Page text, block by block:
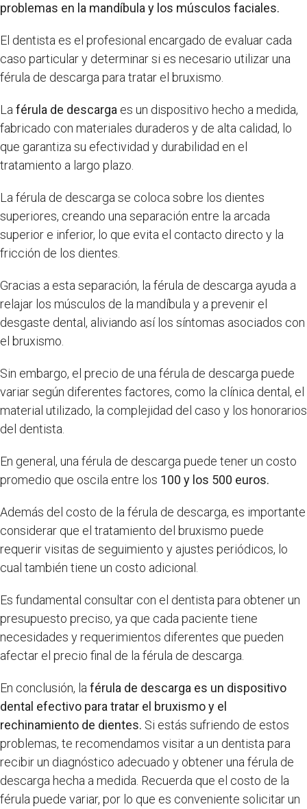
problemas en la mandíbula y los músculos faciales.
El dentista es el profesional encargado de evaluar cada
caso particular y determinar si es necesario utilizar una
férula de descarga para tratar el bruxismo.
La férula de descarga es un dispositivo hecho a medida,
fabricado con materiales duraderos y de alta calidad, lo
que garantiza su efectividad y durabilidad en el
tratamiento a largo plazo.
La férula de descarga se coloca sobre los dientes
superiores, creando una separación entre la arcada
superior e inferior, lo que evita el contacto directo y la
fricción de los dientes.
Gracias a esta separación, la férula de descarga ayuda a
relajar los músculos de la mandíbula y a prevenir el
desgaste dental, aliviando así los síntomas asociados con
el bruxismo.
Sin embargo, el precio de una férula de descarga puede
variar según diferentes factores, como la clínica dental, el
material utilizado, la complejidad del caso y los honorarios
del dentista.
En general, una férula de descarga puede tener un costo
promedio que oscila entre los 100 y los 500 euros.
Además del costo de la férula de descarga, es importante
considerar que el tratamiento del bruxismo puede
requerir visitas de seguimiento y ajustes periódicos, lo
cual también tiene un costo adicional.
Es fundamental consultar con el dentista para obtener un
presupuesto preciso, ya que cada paciente tiene
necesidades y requerimientos diferentes que pueden
afectar el precio final de la férula de descarga.
En conclusión, la férula de descarga es un dispositivo
dental efectivo para tratar el bruxismo y el
rechinamiento de dientes. Si estás sufriendo de estos
problemas, te recomendamos visitar a un dentista para
recibir un diagnóstico adecuado y obtener una férula de
descarga hecha a medida. Recuerda que el costo de la
férula puede variar, por lo que es conveniente solicitar un